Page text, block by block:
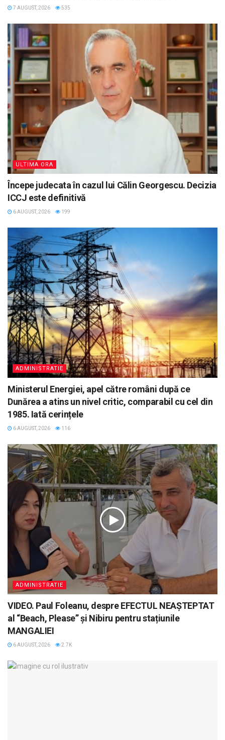
7 AUGUST, 2026 535
ULTIMA ORA
Începe judecata în cazul lui Călin Georgescu. Decizia
ICCJ este definitivă
6 AUGUST, 2026 199
ADMINISTRATIE
Ministerul Energiei, apel către români după ce
Dunărea a atins un nivel critic, comparabil cu cel din
1985. Iată cerințele
6 AUGUST, 2026 116
ADMINISTRATIE
VIDEO. Paul Foleanu, despre EFECTUL NEAȘTEPTAT
al “Beach, Please” și Nibiru pentru stațiunile
MANGALIEI
6 AUGUST, 2026 2.7K